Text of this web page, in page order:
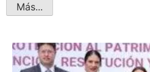
Más...